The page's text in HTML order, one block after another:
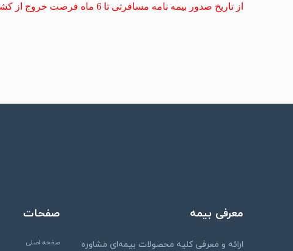
از تاریخ صدور بیمه نامه مسافرتی تا 6 ماه فرصت خروج از کشور را خواهید داشت در غیر این صورت بیمه نامه مسافرتی شما ابطال خواهد شد.
معرفی بیمه
ارائه و معرفی کلیه محصولات بیمه‌ای مشاوره
صفحات
صفحه اصلی